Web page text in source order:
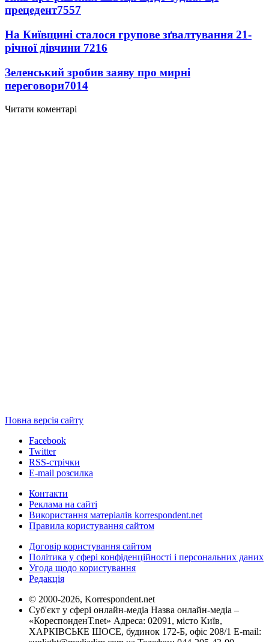
прецедент7557
На Київщині сталося групове зґвалтування 21-
річної дівчини 7216
Зеленський зробив заяву про мирні
переговори7014
Читати коментарі
Повна версія сайту
Facebook
Twitter
RSS-стрічки
E-mail розсилка
Контакти
Реклама на сайті
Використання матеріалів korrespondent.net
Правила користування сайтом
Договір користування сайтом
Політика у сфері конфіденційності і персональних даних
Угода щодо користування
Редакція
© 2000-2026, Korrespondent.net
Суб'єкт у сфері онлайн-медіа Назва онлайн-медіа –
«КореспонденТ.net» Адреса: 02091, місто Київ,
ХАРКІВСЬКЕ ШОСЕ, будинок 172-Б, офіс 208/1 E-mail: